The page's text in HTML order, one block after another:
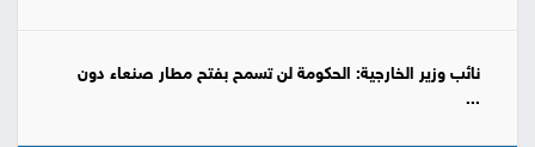
نائب وزير الخارجية: الحكومة لن تسمح بفتح مطار صنعاء دون
...